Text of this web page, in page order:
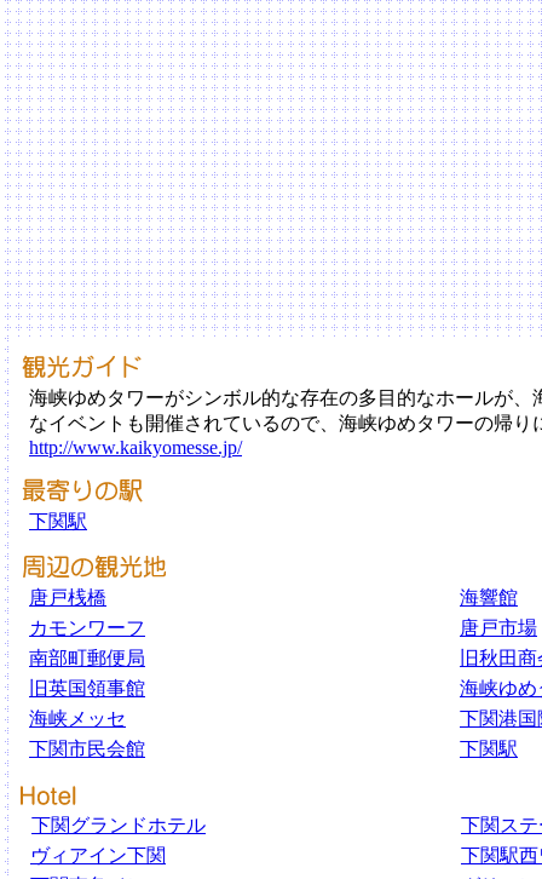
海峡ゆめタワーがシンボル的な存在の多目的なホールが
なイベントも開催されているので、海峡ゆめタワーの帰り
http://www.kaikyomesse.jp/
下関駅
唐戸桟橋
海響館
カモンワーフ
唐戸市場
南部町郵便局
旧秋田
旧英国領事館
海峡ゆめ
海峡メッセ
下関港国
下関市民会館
下関駅
下関グランドホテル
下関ス
ヴィアイン下関
下関駅